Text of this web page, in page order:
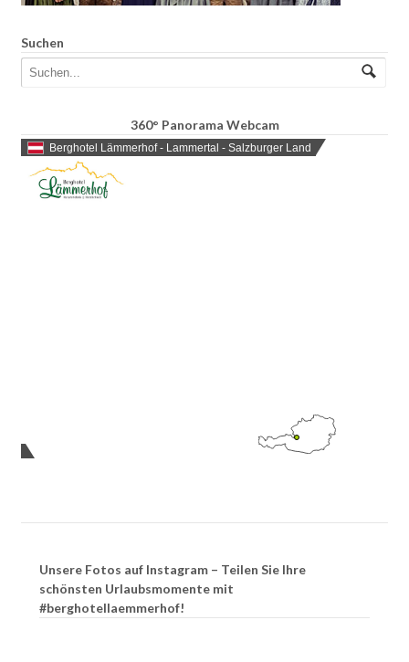
Suchen
360° Panorama Webcam
Berghotel Lämmerhof - Lammertal - Salzburger Land
09.08.2026 13:30
Unsere Fotos auf Instagram – Teilen Sie Ihre
schönsten Urlaubsmomente mit
#berghotellaemmerhof!